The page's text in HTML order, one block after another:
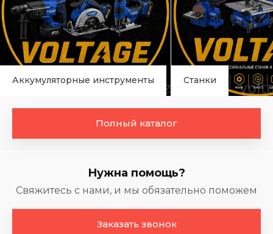
Аккумуляторные инструменты Станки
Полный каталог
Нужна помощь?
Свяжитесь с нами, и мы обязательно поможем
Заказать звонок